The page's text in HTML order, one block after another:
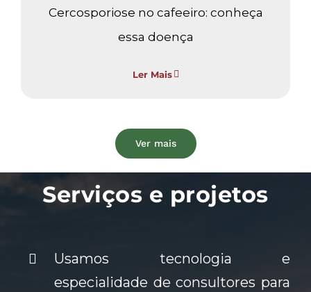
Cercosporiose no cafeeiro: conheça
essa doença
Ler Mais
Ver mais
Serviços e projetos
Usamos tecnologia e
especialidade de consultores para